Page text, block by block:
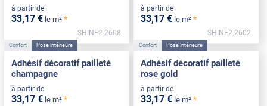
à partir de
33,17 € le m² *
SHINE2-2608
à partir de
33,17 € le m² *
SHINE2-2602
Confort Pose Intérieure
Adhésif décoratif pailleté
champagne
à partir de
33,17 € le m² *
Confort Pose Intérieure
Adhésif décoratif pailleté
rose gold
à partir de
33,17 € le m² *